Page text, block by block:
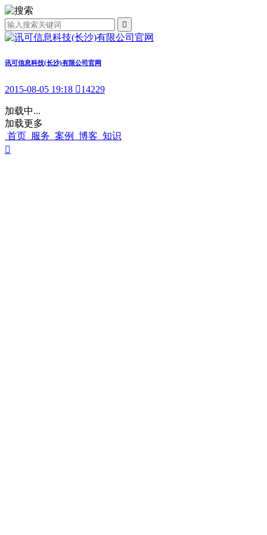

讯可信息科技(长沙)有限公司官网
2015-08-05 19:18 14229
加载中...
加载更多
首页 服务 案例 博客 知识
